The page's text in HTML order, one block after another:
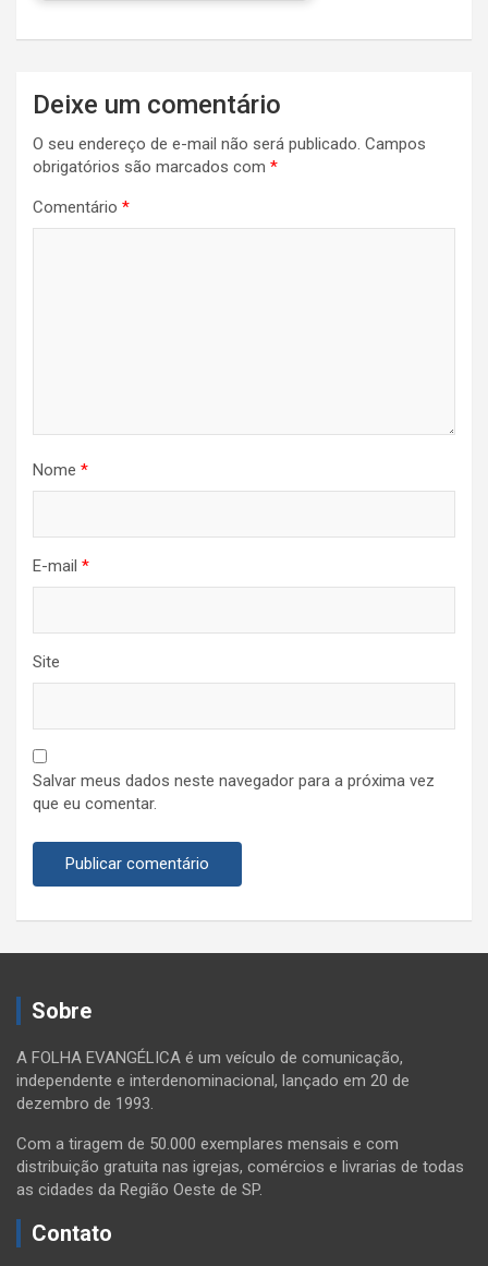
Navegação
de
Post
Deixe um comentário
O seu endereço de e-mail não será publicado. Campos
obrigatórios são marcados com *
Comentário *
Nome *
E-mail *
Site
Salvar meus dados neste navegador para a próxima vez
que eu comentar.
Sobre
A FOLHA EVANGÉLICA é um veículo de comunicação,
independente e interdenominacional, lançado em 20 de
dezembro de 1993.
Com a tiragem de 50.000 exemplares mensais e com
distribuição gratuita nas igrejas, comércios e livrarias de todas
as cidades da Região Oeste de SP.
Contato